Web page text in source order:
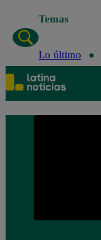
Temas
Lo último